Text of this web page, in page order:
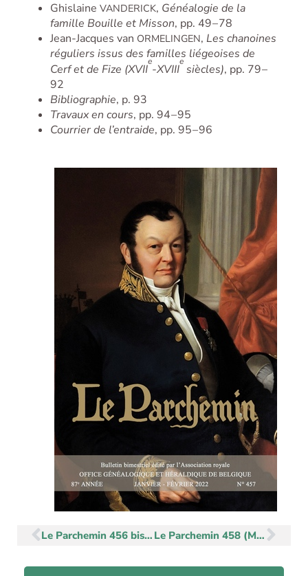
Ghislaine VANDERICK, Généalogie de la
famille Bouille et Misson, pp. 49 – 78
Jean-Jacques van ORMELINGEN, Les chanoines
réguliers issus des familles liégeoises de
Cerf et de Fize (XVII
e
-XVIII
e
siècles), pp. 79 –
92
Bibliographie, p. 93
Travaux en cours, pp. 94 – 95
Courrier de l’entraide, pp. 95 – 96
Précédent Le Parchemin 456 bis (Novembre-Décembre 2021) Le Parchemin 458 (Mars-Avril 2022)